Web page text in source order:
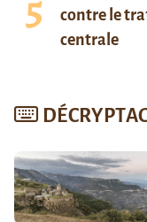
contre le
centrale